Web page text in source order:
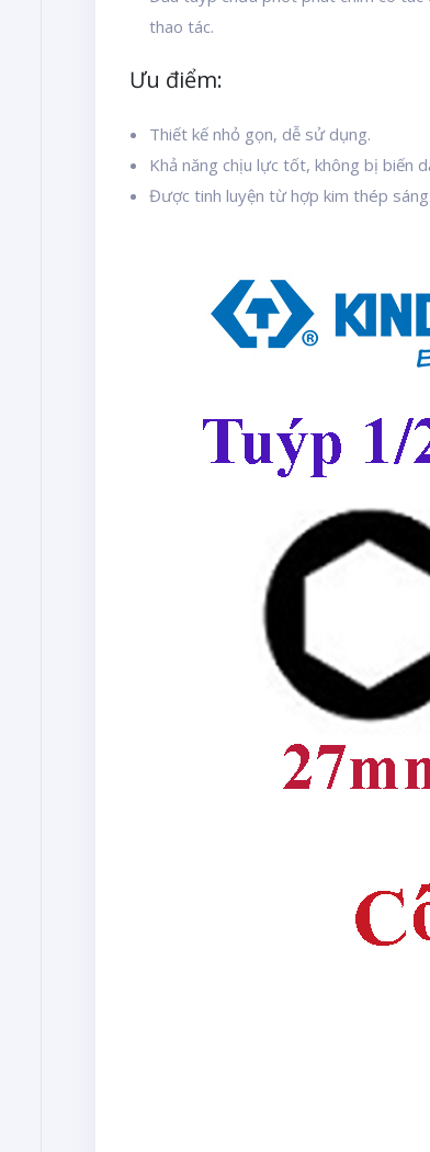
thao tác.
Ưu điểm:
Thiết kế nhỏ gọn, dễ sử dụng.
Khả năng chịu lực tốt, không bị biến
Được tinh luyện từ hợp kim thép